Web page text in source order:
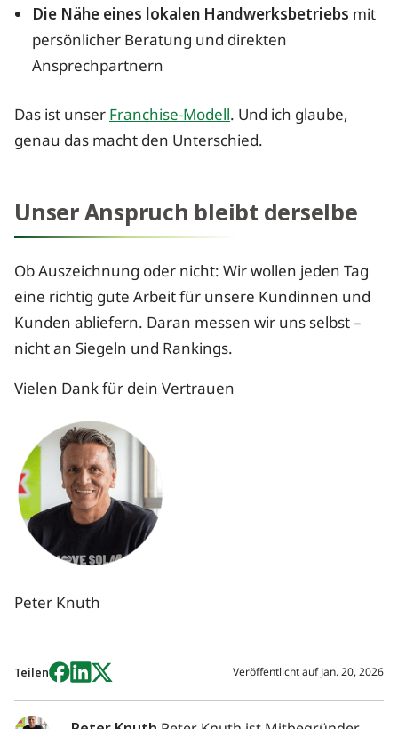
Die Nähe eines lokalen Handwerksbetriebs mit
persönlicher Beratung und direkten
Ansprechpartnern
Das ist unserFranchise-Modell. Und ich glaube,
genau das macht den Unterschied.
Unser Anspruch bleibt derselbe
Ob Auszeichnung oder nicht: Wir wollen jeden Tag
eine richtig gute Arbeit für unsere Kundinnen und
Kunden abliefern. Daran messen wir uns selbst –
nicht an Siegeln und Rankings.
Vielen Dank für dein Vertrauen
Peter Knuth
Teilen Veröffentlicht aufJan. 20, 2026